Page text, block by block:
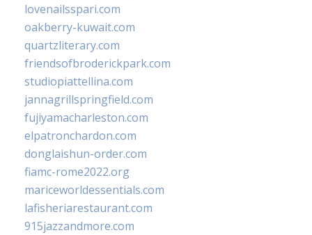
lovenailsspari.com
oakberry-kuwait.com
quartzliterary.com
friendsofbroderickpark.com
studiopiattellina.com
jannagrillspringfield.com
fujiyamacharleston.com
elpatronchardon.com
donglaishun-order.com
fiamc-rome2022.org
mariceworldessentials.com
lafisheriarestaurant.com
915jazzandmore.com